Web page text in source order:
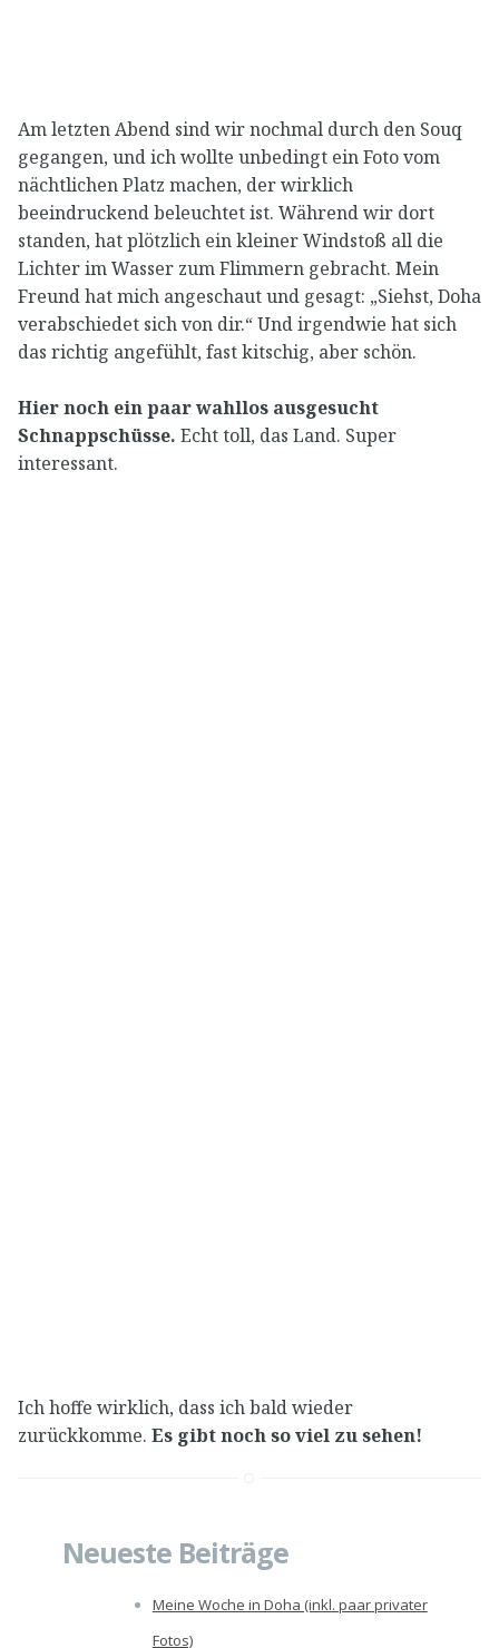
Am letzten Abend sind wir nochmal durch den Souq
gegangen, und ich wollte unbedingt ein Foto vom
nächtlichen Platz machen, der wirklich
beeindruckend beleuchtet ist. Während wir dort
standen, hat plötzlich ein kleiner Windstoß all die
Lichter im Wasser zum Flimmern gebracht. Mein
Freund hat mich angeschaut und gesagt: „Siehst, Doha
verabschiedet sich von dir.“ Und irgendwie hat sich
das richtig angefühlt, fast kitschig, aber schön.
Hier noch ein paar wahllos ausgesucht
Schnappschüsse. Echt toll, das Land. Super
interessant.
Ich hoffe wirklich, dass ich bald wieder
zurückkomme. Es gibt noch so viel zu sehen!
Neueste Beiträge
Meine Woche in Doha (inkl. paar privater
Fotos)